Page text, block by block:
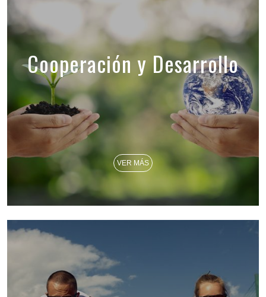
Cooperación y Desarrollo
VER MÁS